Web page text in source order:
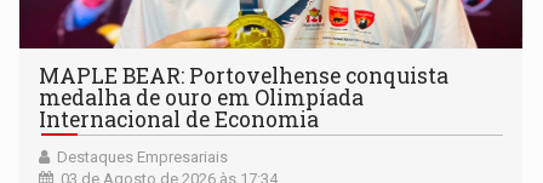
MAPLE BEAR: Portovelhense conquista
medalha de ouro em Olimpíada
Internacional de Economia
Destaques Empresariais
03 de Agosto de 2026 às 17:34